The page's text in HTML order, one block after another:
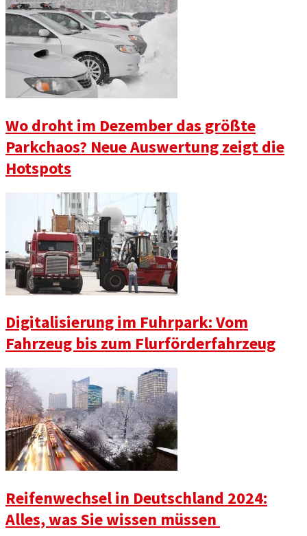
Wo droht im Dezember das größte
Parkchaos? Neue Auswertung zeigt die
Hotspots
Digitalisierung im Fuhrpark: Vom
Fahrzeug bis zum Flurförderfahrzeug
Reifenwechsel in Deutschland 2024:
Alles, was Sie wissen müssen